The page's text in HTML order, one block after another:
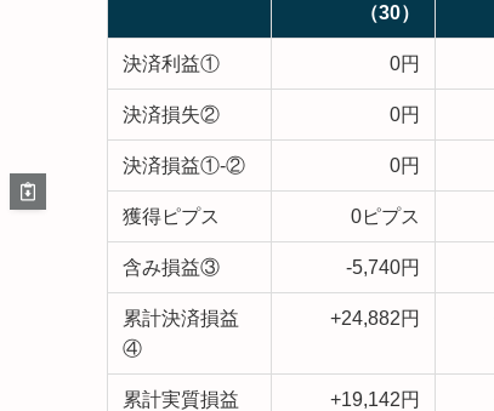
（30）
決済利益① 0円
決済損失② 0円
決済損益①-② 0円
獲得ピプス 0ピプス
含み損益③ -5,740円
累計決済損益
④
+24,882円
累計実質損益
+19,142円